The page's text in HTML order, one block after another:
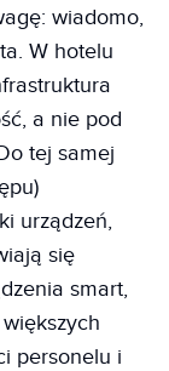
wiadomo,
W hotelu
a nie pod
tej samej
urządzeń,
się
smart,
personelu i